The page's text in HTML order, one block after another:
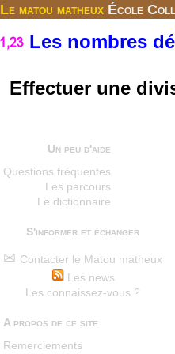
Le matou matheux École
Les nombres
Effectuer une
A propos de ce site
Remerciements
S'informer et échanger
Contacter le Matou matheux
Les news
Les connaissez-vous ?
Un peu d'aide
Questions fréquentes
Les parcours
Le dictionnaire